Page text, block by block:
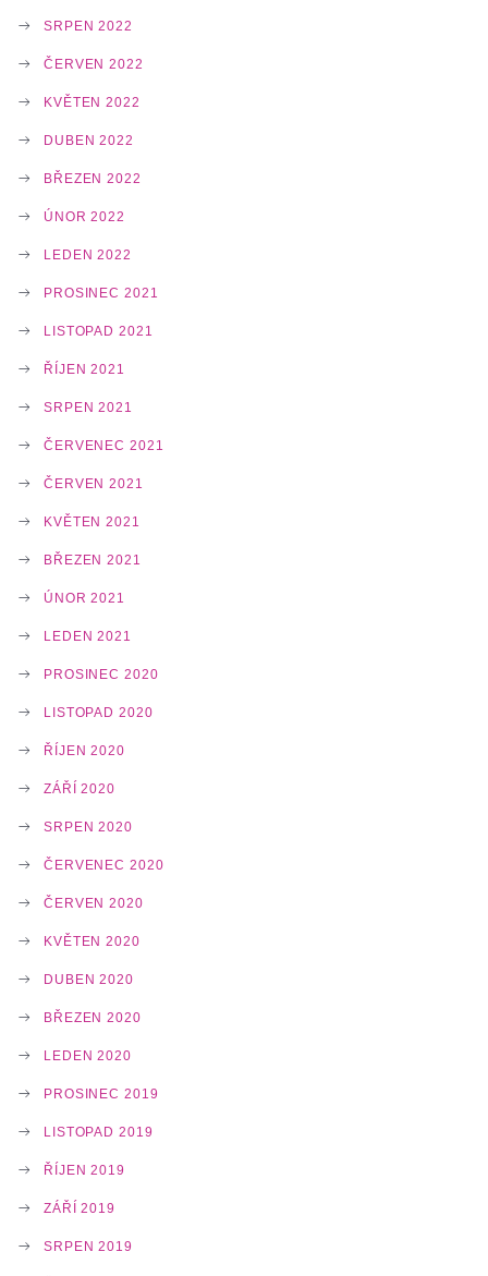
SRPEN 2022
ČERVEN 2022
KVĚTEN 2022
DUBEN 2022
BŘEZEN 2022
ÚNOR 2022
LEDEN 2022
PROSINEC 2021
LISTOPAD 2021
ŘÍJEN 2021
SRPEN 2021
ČERVENEC 2021
ČERVEN 2021
KVĚTEN 2021
BŘEZEN 2021
ÚNOR 2021
LEDEN 2021
PROSINEC 2020
LISTOPAD 2020
ŘÍJEN 2020
ZÁŘÍ 2020
SRPEN 2020
ČERVENEC 2020
ČERVEN 2020
KVĚTEN 2020
DUBEN 2020
BŘEZEN 2020
LEDEN 2020
PROSINEC 2019
LISTOPAD 2019
ŘÍJEN 2019
ZÁŘÍ 2019
SRPEN 2019